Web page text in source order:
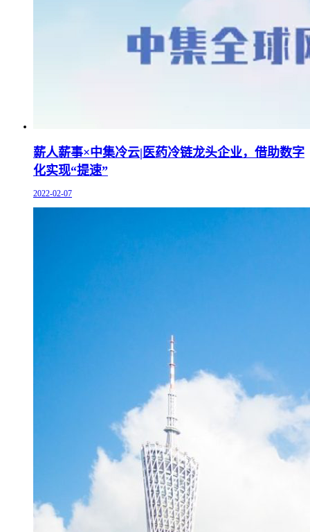
薪人薪事×中集冷云|医药冷链龙头企业，借助数字
化实现“提速”
2022-02-07